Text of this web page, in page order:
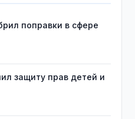
поправки в сфере
защиту прав детей и